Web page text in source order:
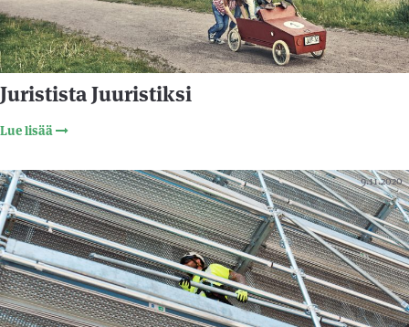
Juristista Juuristiksi
Lue lisää
9.11.2020